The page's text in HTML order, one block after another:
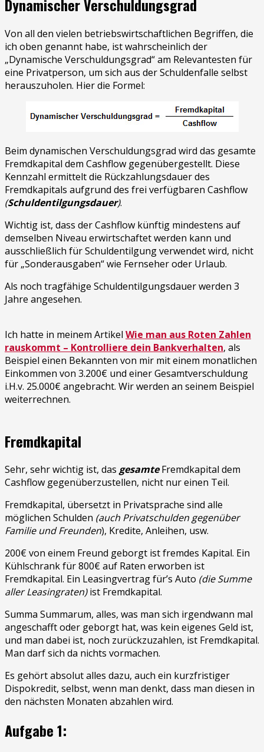
Dynamischer Verschuldungsgrad
Von all den vielen betriebswirtschaftlichen Begriffen, die
ich oben genannt habe, ist wahrscheinlich der
„Dynamische Verschuldungsgrad“ am Relevantesten für
eine Privatperson, um sich aus der Schuldenfalle selbst
herauszuholen. Hier die Formel:
Beim dynamischen Verschuldungsgrad wird das gesamte
Fremdkapital dem Cashflow gegenübergestellt. Diese
Kennzahl ermittelt die Rückzahlungsdauer des
Fremdkapitals aufgrund des frei verfügbaren Cashflow
(Schuldentilgungsdauer).
Wichtig ist, dass der Cashflow künftig mindestens auf
demselben Niveau erwirtschaftet werden kann und
ausschließlich für Schuldentilgung verwendet wird, nicht
für „Sonderausgaben“ wie Fernseher oder Urlaub.
Als noch tragfähige Schuldentilgungsdauer werden 3
Jahre angesehen.
Ich hatte in meinem Artikel Wie man aus Roten Zahlen
rauskommt – Kontrolliere dein Bankverhalten, als
Beispiel einen Bekannten von mir mit einem monatlichen
Einkommen von 3.200€ und einer Gesamtverschuldung
i.H.v. 25.000€ angebracht. Wir werden an seinem Beispiel
weiterrechnen.
Fremdkapital
Sehr, sehr wichtig ist, das gesamteFremdkapital dem
Cashflow gegenüberzustellen, nicht nur einen Teil.
Fremdkapital, übersetzt in Privatsprache sind alle
möglichen Schulden (auch Privatschulden gegenüber
Familie und Freunden), Kredite, Anleihen, usw.
200€ von einem Freund geborgt ist fremdes Kapital. Ein
Kühlschrank für 800€ auf Raten erworben ist
Fremdkapital. Ein Leasingvertrag für’s Auto (die Summe
aller Leasingraten)ist Fremdkapital.
Summa Summarum, alles, was man sich irgendwann mal
angeschafft oder geborgt hat, was kein eigenes Geld ist,
und man dabei ist, noch zurückzuzahlen, ist Fremdkapital.
Man darf sich da nichts vormachen.
Es gehört absolut alles dazu, auch ein kurzfristiger
Dispokredit, selbst, wenn man denkt, dass man diesen in
den nächsten Monaten abzahlen wird.
Aufgabe 1: